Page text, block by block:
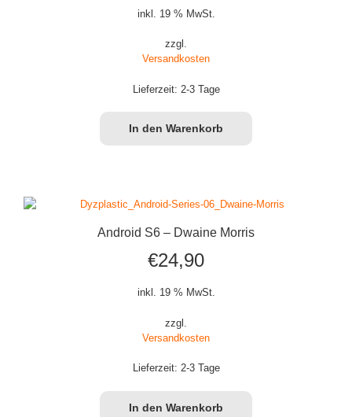
inkl. 19 % MwSt.
zzgl.
Versandkosten
Lieferzeit: 2-3 Tage
In den Warenkorb
Android S6 – Dwaine Morris
€24,90
inkl. 19 % MwSt.
zzgl.
Versandkosten
Lieferzeit: 2-3 Tage
In den Warenkorb